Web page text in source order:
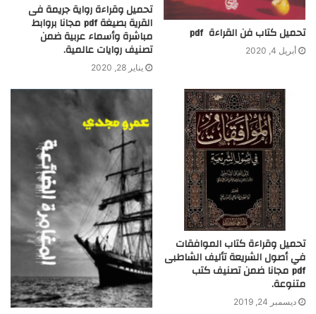
تحميل كتاب فن القراءة pdf
أبريل 4, 2020
تحميل وقراءة رواية جريمة فى
القرية بصيغة pdf مجانا بروابط
مباشرة وأسماء عربية ضمن
تصنيف روايات عالمية.
يناير 28, 2020
تحميل وقراءة كتاب الموافقات
في أصول الشريعة تأليف الشاطبى
pdf مجانا ضمن تصنيف كتب
متنوعة.
ديسمبر 24, 2019